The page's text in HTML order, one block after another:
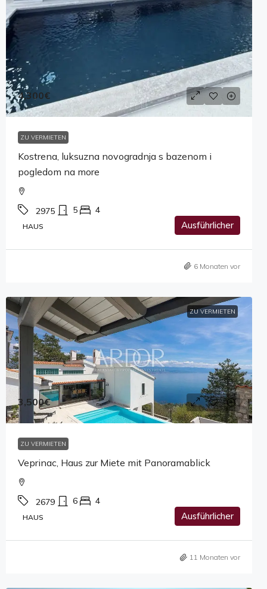
4,300€
ZU VERMIETEN
Kostrena, luksuzna novogradnja s bazenom i
pogledom na more
2975 5 4
HAUS Ausführlicher
6 Monaten vor
ZU VERMIETEN
3,500€
ZU VERMIETEN
Veprinac, Haus zur Miete mit Panoramablick
2679 6 4
HAUS Ausführlicher
11 Monaten vor